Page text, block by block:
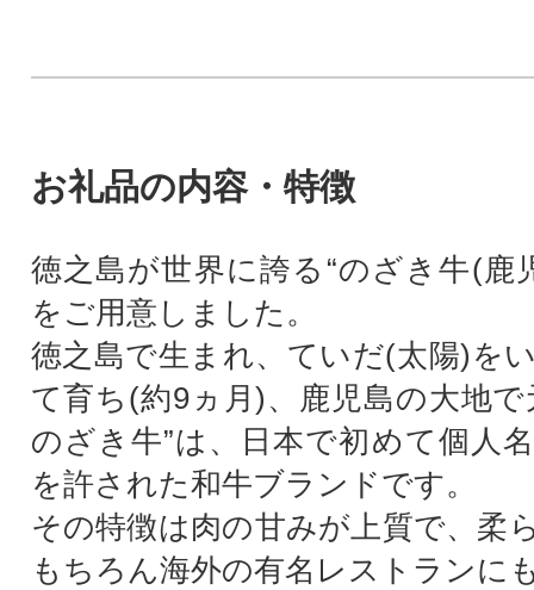
お礼品の内容・特徴
徳之島が世界に誇る“のざき牛(鹿
をご用意しました。
徳之島で生まれ、ていだ(太陽)を
て育ち(約9ヵ月)、鹿児島の大地で
のざき牛”は、日本で初めて個人
を許された和牛ブランドです。
その特徴は肉の甘みが上質で、柔
もちろん海外の有名レストランに